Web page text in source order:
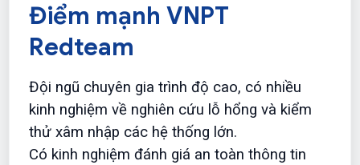
Điểm mạnh VNPT
Redteam
Đội ngũ chuyên gia trình độ cao, có nhiều
kinh nghiệm về nghiên cứu lỗ hổng và kiểm
thử xâm nhập các hệ thống lớn.
Có kinh nghiệm đánh giá an toàn thông tin